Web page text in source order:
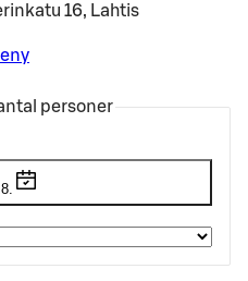
16, Lahtis
personer